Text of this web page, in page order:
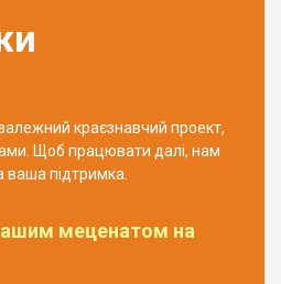
краєзнавчий проект,
Щоб працювати далі, нам
ваша підтримка.
меценатом на